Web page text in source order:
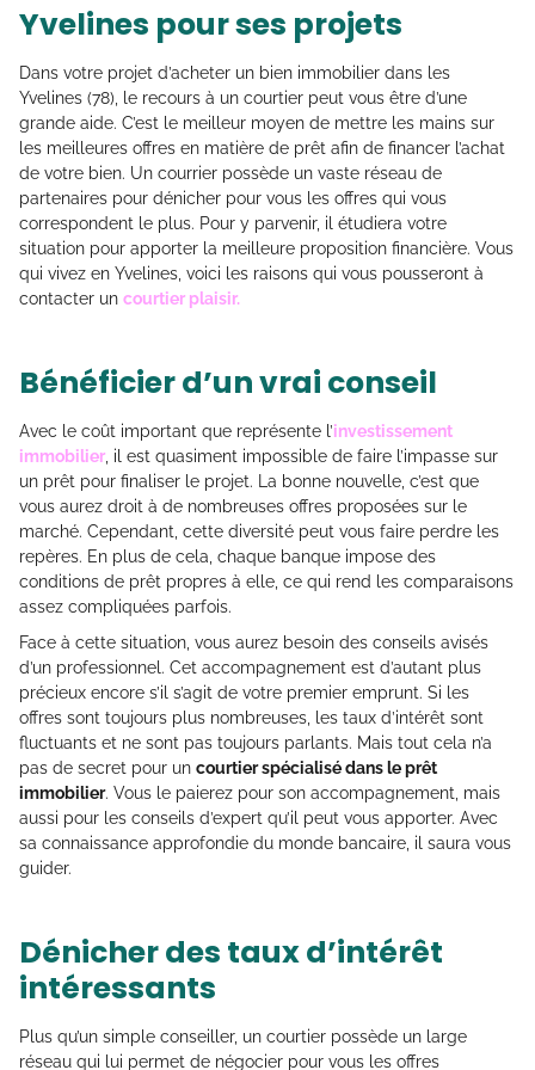
Yvelines pour ses projets
Dans votre projet d’acheter un bien immobilier dans les
Yvelines (78), le recours à un courtier peut vous être d’une
grande aide. C’est le meilleur moyen de mettre les mains sur
les meilleures offres en matière de prêt afin de financer l’achat
de votre bien. Un courrier possède un vaste réseau de
partenaires pour dénicher pour vous les offres qui vous
correspondent le plus. Pour y parvenir, il étudiera votre
situation pour apporter la meilleure proposition financière. Vous
qui vivez en Yvelines, voici les raisons qui vous pousseront à
contacter un courtier plaisir.
Bénéficier d’un vrai conseil
Avec le coût important que représente l’investissement
immobilier, il est quasiment impossible de faire l’impasse sur
un prêt pour finaliser le projet. La bonne nouvelle, c’est que
vous aurez droit à de nombreuses offres proposées sur le
marché. Cependant, cette diversité peut vous faire perdre les
repères. En plus de cela, chaque banque impose des
conditions de prêt propres à elle, ce qui rend les comparaisons
assez compliquées parfois.
Face à cette situation, vous aurez besoin des conseils avisés
d’un professionnel. Cet accompagnement est d’autant plus
précieux encore s’il s’agit de votre premier emprunt. Si les
offres sont toujours plus nombreuses, les taux d’intérêt sont
fluctuants et ne sont pas toujours parlants. Mais tout cela n’a
pas de secret pour un courtier spécialisé dans le prêt
immobilier. Vous le paierez pour son accompagnement, mais
aussi pour les conseils d’expert qu’il peut vous apporter. Avec
sa connaissance approfondie du monde bancaire, il saura vous
guider.
Dénicher des taux d’intérêt
intéressants
Plus qu’un simple conseiller, un courtier possède un large
réseau qui lui permet de négocier pour vous les offres